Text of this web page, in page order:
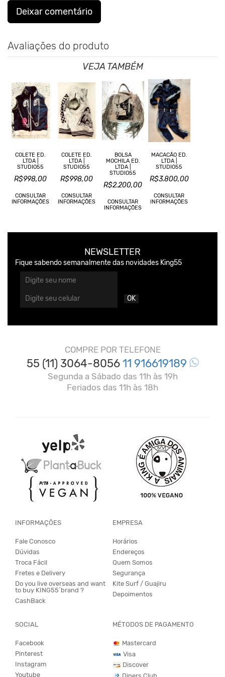
Deixar comentário
Avaliações do produto
VEJA TAMBÉM
COLETE ED.
LTDA |
STUDIO55
R$998,00
CONSULTAR
INFORMAÇÕES
COLETE ED.
LTDA |
STUDIO55
R$998,00
CONSULTAR
INFORMAÇÕES
BOLSA
MOCHILA ED.
LTDA |
STUDIO55
R$2.200,00
CONSULTAR
INFORMAÇÕES
MACACÃO ED.
LTDA |
STUDIO55
R$3.800,00
CONSULTAR
INFORMAÇÕES
NEWSLETTER
Fique sabendo semanalmente das novidades King55
OK
COMPRE POR TELEFONE
55 (11) 3064-805611 916619189
Segunda a Sábado das 11h às 19h
Feriados das 11h às 18h
INFORMAÇÕES
Fale Conosco
Dúvidas
Troca Fácil
Fretes e Delivery
Do you live overseas and want
to buy KING55´brand ?
CashBack
EMPRESA
Horários
Endereços
Quem Somos
Segurança
Kite Surf / Guajiru
Depoimentos
SOCIAL
Facebook
Pinterest
Instagram
Youtube
MÉTODOS DE PAGAMENTO
Mastercard
Visa
Discover